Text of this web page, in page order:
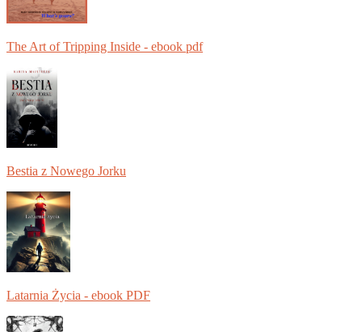
The Art of Tripping Inside - ebook pdf
Bestia z Nowego Jorku
Latarnia Życia - ebook PDF